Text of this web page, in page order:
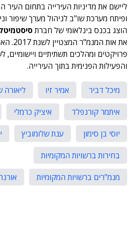
ליישם את מדיניות העירייה בתחום העיר
ופיתח מערכת שו"ב לניהול מערך שיפור
הוצג בכנס בינלאומי של חברת
את אות
פרויקטים ומהלכים תשתיתיים ויישומיים,
והפעילות הפנימית בתוך העירייה.
מיכל דביר אמיר זיו
איתמר קורנפלד
איציק כרמלי
יוסי בן סימון
ענת שלומוביץ
בחירות ברשויות המקומיות
מנמ"רים ברשויות המקומיות